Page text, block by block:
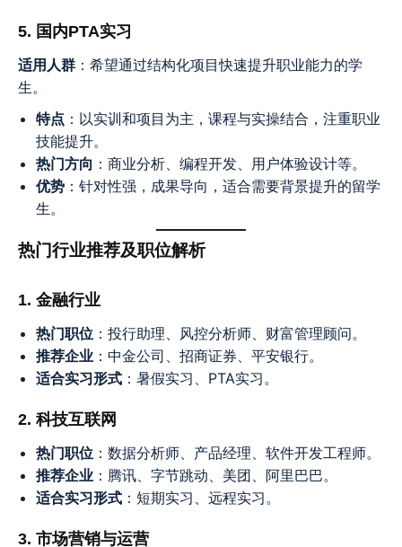
5. 国内PTA实习
适用人群 ：希望通过结构化项目快速提升职业能力的学
生。
特点 ：以实训和项目为主，课程与实操结合，注重职业
技能提升。
热门方向 ：商业分析、编程开发、用户体验设计等。
优势 ：针对性强，成果导向，适合需要背景提升的留学
生。
热门行业推荐及职位解析
1. 金融行业
热门职位 ：投行助理、风控分析师、财富管理顾问。
推荐企业 ：中金公司、招商证券、平安银行。
适合实习形式 ：暑假实习、PTA实习。
2. 科技互联网
热门职位 ：数据分析师、产品经理、软件开发工程师。
推荐企业 ：腾讯、字节跳动、美团、阿里巴巴。
适合实习形式 ：短期实习、远程实习。
3. 市场营销与运营